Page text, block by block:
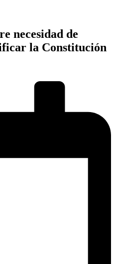
necesidad de
la Constitución